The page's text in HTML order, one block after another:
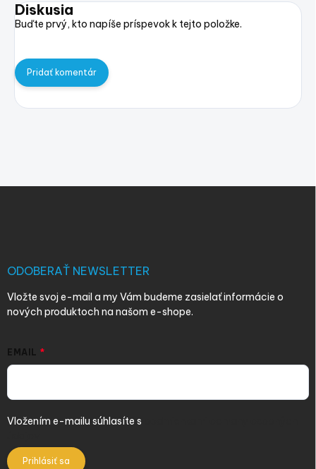
Diskusia
Buďte prvý, kto napíše príspevok k tejto položke.
Pridať komentár
ODOBERAŤ NEWSLETTER
Vložte svoj e-mail a my Vám budeme zasielať informácie o
nových produktoch na našom e-shope.
EMAIL
Vložením e-mailu súhlasíte s
Prihlásiť sa